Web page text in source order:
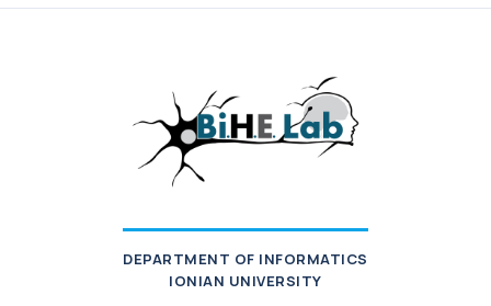
DEPARTMENT OF INFORMATICS
IONIAN UNIVERSITY